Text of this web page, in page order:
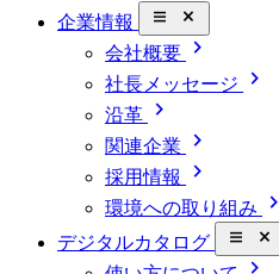
企業情報 close_small
会社概要 chevron_right
社長メッセージ chevron_right
沿革 chevron_right
関連企業 chevron_right
採用情報 chevron_right
環境への取り組み chevron_right
デジタルカタログ close_small
chevron_right